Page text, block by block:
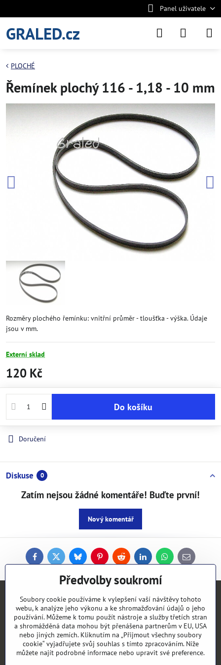
Panel uživatele
GRALED.cz
PLOCHÉ
Řemínek plochý 116 - 1,18 - 10 mm
Rozměry plochého řemínku: vnitřní průměr - tloušťka - výška. Údaje
jsou v mm.
Externí sklad
120 Kč
Do košíku
Doručení
Diskuse 0
Zatím nejsou žádné komentáře! Buďte první!
Nový komentář
FacebookTwitterBlueskyPinterestReddit LinkedInWhatsApp
E-
mail
Kontakty
Objednávky
Vše k nákupu
Předvolby soukromí
Soubory cookie používáme k vylepšení vaší návštěvy tohoto
webu, k analýze jeho výkonu a ke shromažďování údajů o jeho
používání. Můžeme k tomu použít nástroje a služby třetích stran
a shromážděná data mohou být přenášena partnerům v EU, USA
nebo jiných zemích. Kliknutím na „Přijmout všechny soubory
cookie“ vyjadřujete svůj souhlas s tímto zpracováním. Níže
můžete najít podrobné informace nebo upravit své preference.